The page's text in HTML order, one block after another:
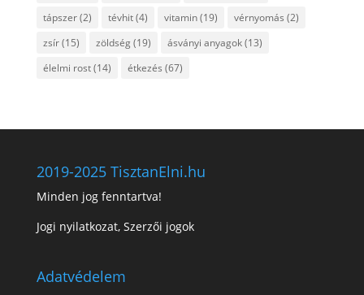
tápszer(2) tévhit(4) vitamin(19) vérnyomás (2)
zsír(15) zöldség(19) ásványi anyagok(13)
élelmi rost(14) étkezés (67)
2019-2025 TisztanElni.hu
Minden jog fenntartva!
Jogi nyilatkozat, Szerzői jogok
Adatvédelem